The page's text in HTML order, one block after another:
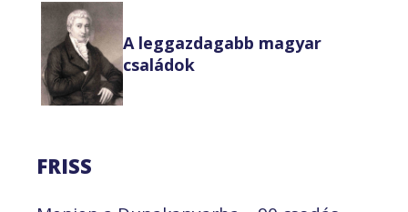
A leggazdagabb magyar
családok
FRISS